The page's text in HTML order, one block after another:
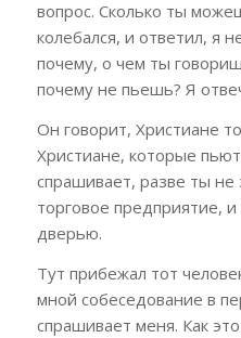
вопрос. Сколько ты
колебался, и ответил, я
почему, о чем ты
почему не пьешь? Я
Он говорит, Христиане
Христиане, которые
спрашивает, разве ты
торговое предприятие,
дверью.
Тут прибежал тот
мной собеседование в
спрашивает меня. Как